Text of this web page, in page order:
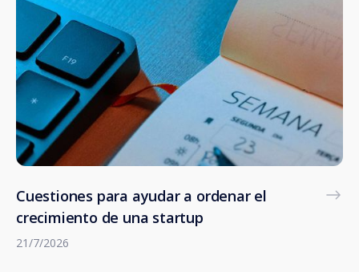
Cuestiones para ayudar a ordenar el
crecimiento de una startup
21/7/2026